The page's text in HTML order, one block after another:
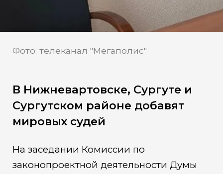
Фото: телеканал "Мегаполис"
В Нижневартовске, Сургуте и
Сургутском районе добавят
мировых судей
На заседании Комиссии по
законопроектной деятельности Думы